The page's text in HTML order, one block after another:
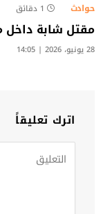
حوادث 1 دقائق
مقتل شابة داخل
28 يونيو، 2026 | 14:05
اترك تعليقاً